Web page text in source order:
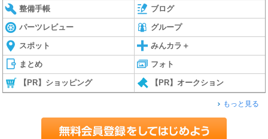
整備手帳 ブログ
パーツレビュー グループ
スポット みんカラ＋
まとめ フォト
【PR】ショッピング 【PR】オークション
もっと見る